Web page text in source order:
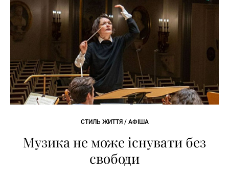
СТИЛЬ ЖИТТЯ / АФІША
Музика не може існувати без
свободи